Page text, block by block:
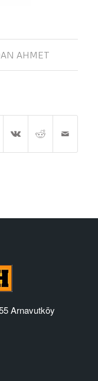
AHMET
Arnavutköy